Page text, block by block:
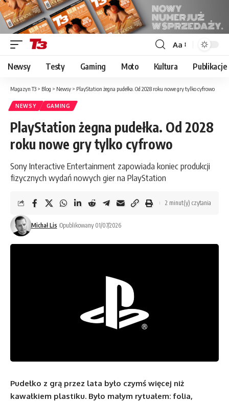
Font
Resizer
Aa
Newsy Testy Gaming Moto Kultura Publikacje
Magazyn T3 > Blog > Newsy > PlayStation żegna pudełka. Od 2028 roku nowe gry tylko cyfrowo
NEWSY GAMING
PlayStation żegna pudełka. Od 2028
roku nowe gry tylko cyfrowo
Sony Interactive Entertainment zapowiada koniec produkcji
fizycznych wydań nowych gier na PlayStation
Michał Lis Opublikowany 01/07/2026
2 minut(y) czytania
Pudełko z grą przez lata było czymś więcej niż
kawałkiem plastiku. Było małym rytuałem: folia,